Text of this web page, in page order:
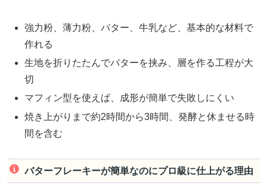
強力粉、薄力粉、バター、牛乳など、基本的な材料で
作れる
生地を折りたたんでバターを挟み、層を作る工程が大
切
マフィン型を使えば、成形が簡単で失敗しにくい
焼き上がりまで約2時間から3時間、発酵と休ませる時
間を含む
バターフレーキーが簡単なのにプロ級に仕上がる理由